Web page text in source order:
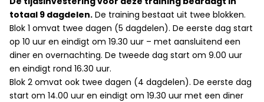
totaal 9 dagdelen. De training bestaat uit twee blokken.
Blok 1 omvat twee dagen (5 dagdelen). De eerste dag start
op 10 uur en eindigt om 19.30 uur – met aansluitend een
diner en overnachting. De tweede dag start om 9.00 uur
en eindigt rond 16.30 uur.
Blok 2 omvat ook twee dagen (4 dagdelen). De eerste dag
start om 14.00 uur en eindigt om 19.30 uur met een diner